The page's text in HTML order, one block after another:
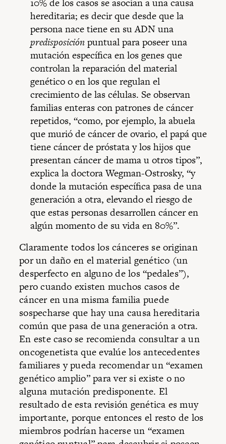
hereditaria; es decir que desde que la
persona nace tiene en su ADN una
predisposiciónpuntual para poseer una
mutación específica en los genes que
controlan la reparación del material
genético o en los que regulan el
crecimiento de las células. Se observan
familias enteras con patrones de cáncer
repetidos, “como, por ejemplo, la abuela
que murió de cáncer de ovario, el papá que
tiene cáncer de próstata y los hijos que
presentan cáncer de mama u otros tipos”,
explica la doctora Wegman-Ostrosky, “y
donde la mutación específica pasa de una
generación a otra, elevando el riesgo de
que estas personas desarrollen cáncer en
algún momento de su vida en 80%”.
Claramente todos los cánceres se originan
por un daño en el material genético (un
desperfecto en alguno de los “pedales”),
pero cuando existen muchos casos de
cáncer en una misma familia puede
sospecharse que hay una causa hereditaria
común que pasa de una generación a otra.
En este caso se recomienda consultar a un
oncogenetista que evalúe los antecedentes
familiares y pueda recomendar un “examen
genético amplio” para ver si existe o no
alguna mutación predisponente. El
resultado de esta revisión genética es muy
importante, porque entonces el resto de los
miembros podrían hacerse un “examen